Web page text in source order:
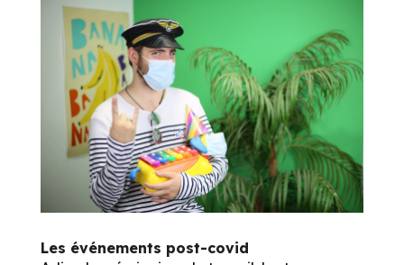
Les événements post-covid